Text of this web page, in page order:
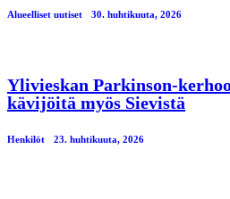
Alueelliset uutiset 30. huhtikuuta, 2026
Ylivieskan Parkinson-
kävijöitä myös Sievistä
Henkilöt 23. huhtikuuta, 2026